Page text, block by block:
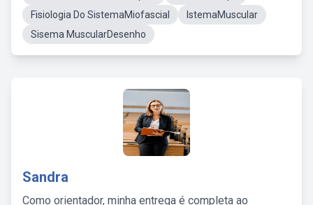
Fisiologia Do SistemaMiofascial
IstemaMuscular
Sisema MuscularDesenho
Sandra
Como orientador, minha entrega é completa ao